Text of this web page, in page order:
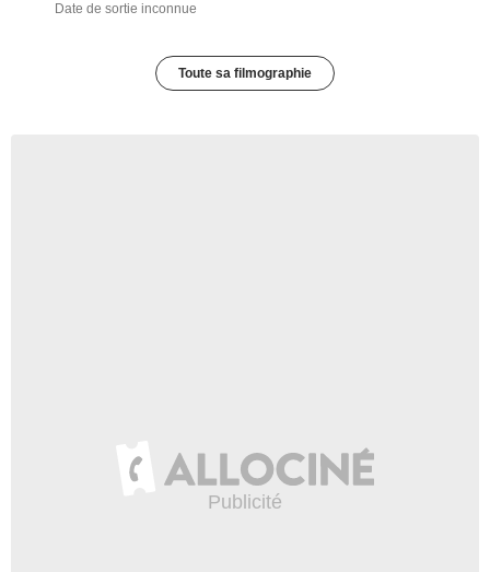
Date de sortie inconnue
Toute sa filmographie